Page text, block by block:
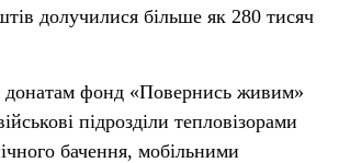
долучилися більше як 280 тисяч
фонд «Повернись живим»
підрозділи тепловізорами
бачення, мобільними